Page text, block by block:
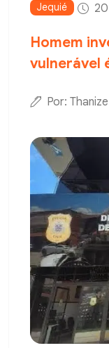
Jequié
Homem
vulnerável
Por: